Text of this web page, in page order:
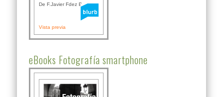
De F.Javier Fdez Bor...
Vista previa
eBooks Fotografía smartphone